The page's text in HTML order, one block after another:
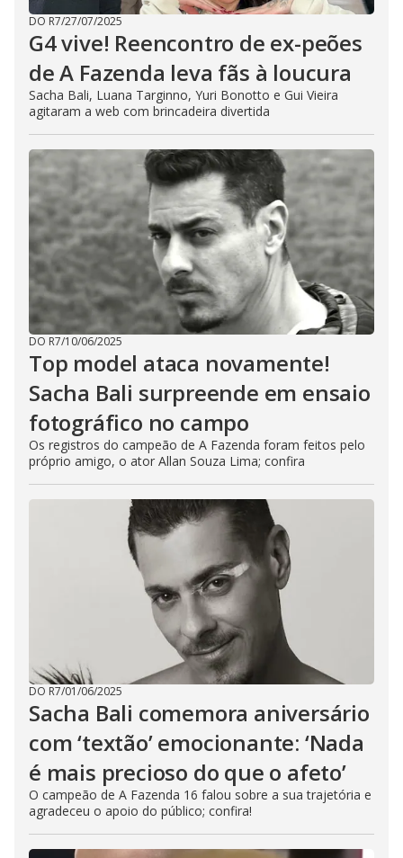
DO R7/27/07/2025
G4 vive! Reencontro de ex-peões
de A Fazenda leva fãs à loucura
Sacha Bali, Luana Targinno, Yuri Bonotto e Gui Vieira
agitaram a web com brincadeira divertida
DO R7/10/06/2025
Top model ataca novamente!
Sacha Bali surpreende em ensaio
fotográfico no campo
Os registros do campeão de A Fazenda foram feitos pelo
próprio amigo, o ator Allan Souza Lima; confira
DO R7/01/06/2025
Sacha Bali comemora aniversário
com ‘textão’ emocionante: ‘Nada
é mais precioso do que o afeto’
O campeão de A Fazenda 16 falou sobre a sua trajetória e
agradeceu o apoio do público; confira!